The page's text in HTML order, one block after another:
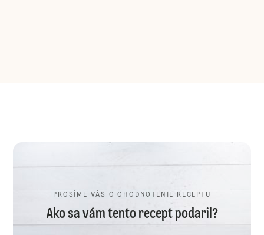
PROSÍME VÁS O OHODNOTENIE RECEPTU
Ako sa vám tento recept podaril?